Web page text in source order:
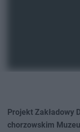
Projekt Zakładowy
chorzowskim